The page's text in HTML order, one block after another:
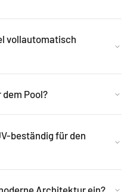
vollautomatisch
Pool?
beständig für den